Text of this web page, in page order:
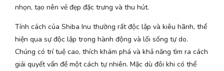
nhọn, tạo nên vẻ đẹp đặc trưng và thu hút.
Tính cách của Shiba Inu thường rất độc lập và kiêu hãnh, thể
hiện qua sự độc lập trong hành động và lối sống tự do.
Chúng có trí tuệ cao, thích khám phá và khả năng tìm ra cách
giải quyết vấn đề một cách tự nhiên. Mặc dù đôi khi có thể